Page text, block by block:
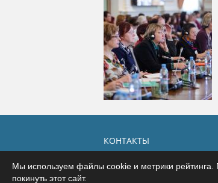
КОНТАКТЫ
Мы используем файлы cookie и метрики рейтинга.
покинуть этот сайт.